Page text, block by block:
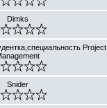
Dimks
Project
Snider